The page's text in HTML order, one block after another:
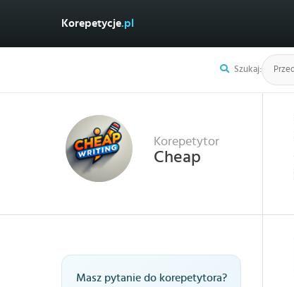
Korepetycje.pl
Szukaj:
Korepetytor
Cheap
Masz pytanie do korepetytora?